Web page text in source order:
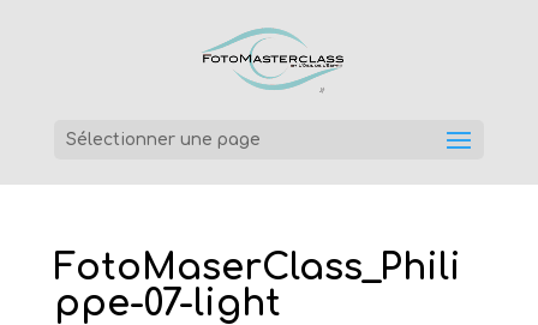
Sélectionner une page
FotoMaserClass_Phili
ppe-07-light